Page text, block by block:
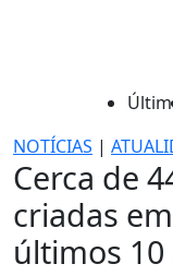
NOTÍCIAS |
Cerca de
criadas
últimos 10